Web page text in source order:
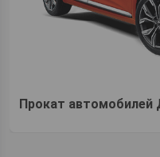
Прокат автомобилей